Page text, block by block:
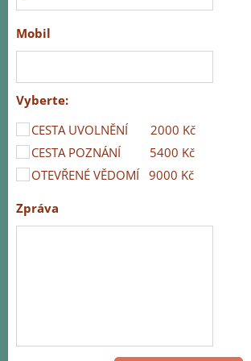
Mobil
Vyberte:
CESTA UVOLNĚNÍ 2000 Kč
CESTA POZNÁNÍ 5400 Kč
OTEVŘENÉ VĚDOMÍ 9000 Kč
Zpráva